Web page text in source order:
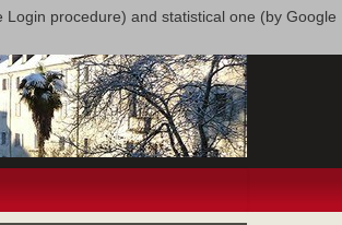
procedure) and statistical one (by Google